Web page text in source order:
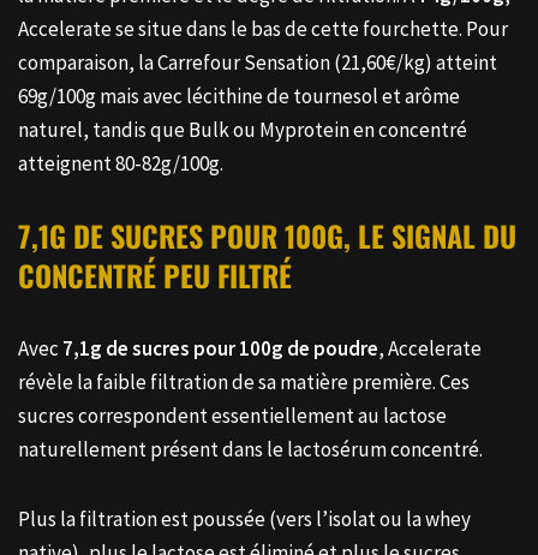
Accelerate se situe dans le bas de cette fourchette. Pour
comparaison, la Carrefour Sensation (21,60€/kg) atteint
69g/100g mais avec lécithine de tournesol et arôme
naturel, tandis que Bulk ou Myprotein en concentré
atteignent 80-82g/100g.
7,1G DE SUCRES POUR 100G, LE SIGNAL DU
CONCENTRÉ PEU FILTRÉ
Avec 7,1g de sucres pour 100g de poudre, Accelerate
révèle la faible filtration de sa matière première. Ces
sucres correspondent essentiellement au lactose
naturellement présent dans le lactosérum concentré.
Plus la filtration est poussée (vers l’isolat ou la whey